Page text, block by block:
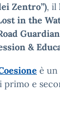
Zentro”), il
in the
&
è un
e